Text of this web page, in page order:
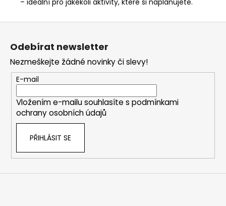
Z
Odebírat newsletter
Nezmeškejte žádné novinky či slevy!
E-mail
Vložením e-mailu souhlasíte s podmínkami
ochrany osobních údajů
PŘIHLÁSIT SE